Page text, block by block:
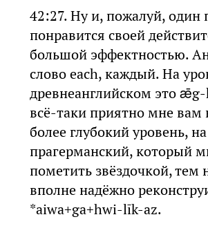
42:27. Ну и, пожалуй, один
понравится своей
большой эффектностью.
слово each, каждый. На
древнеанглийском это
всё-таки приятно мне вам
более глубокий уровень,
прагерманский, который
пометить звёздочкой, тем
вполне надёжно
*aiwa+ga+hwi-līk-az.